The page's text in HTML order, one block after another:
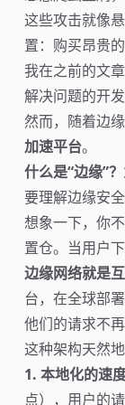
这些攻击就像
置：购买昂贵
我在之前的文
解决问题的开
然而，随着边
加速平台。
什么是“边缘”
要理解边缘安
想象一下，你
置仓。当用户
边缘网络就是
台，在全球部
他们的请求不
这种架构天然
1. 本地化的速
点），用户的